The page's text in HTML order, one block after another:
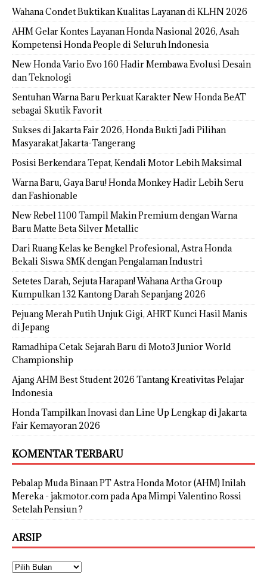
Wahana Condet Buktikan Kualitas Layanan di KLHN 2026
AHM Gelar Kontes Layanan Honda Nasional 2026, Asah
Kompetensi Honda People di Seluruh Indonesia
New Honda Vario Evo 160 Hadir Membawa Evolusi Desain
dan Teknologi
Sentuhan Warna Baru Perkuat Karakter New Honda BeAT
sebagai Skutik Favorit
Sukses di Jakarta Fair 2026, Honda Bukti Jadi Pilihan
Masyarakat Jakarta-Tangerang
Posisi Berkendara Tepat, Kendali Motor Lebih Maksimal
Warna Baru, Gaya Baru! Honda Monkey Hadir Lebih Seru
dan Fashionable
New Rebel 1100 Tampil Makin Premium dengan Warna
Baru Matte Beta Silver Metallic
Dari Ruang Kelas ke Bengkel Profesional, Astra Honda
Bekali Siswa SMK dengan Pengalaman Industri
Setetes Darah, Sejuta Harapan! Wahana Artha Group
Kumpulkan 132 Kantong Darah Sepanjang 2026
Pejuang Merah Putih Unjuk Gigi, AHRT Kunci Hasil Manis
di Jepang
Ramadhipa Cetak Sejarah Baru di Moto3 Junior World
Championship
Ajang AHM Best Student 2026 Tantang Kreativitas Pelajar
Indonesia
Honda Tampilkan Inovasi dan Line Up Lengkap di Jakarta
Fair Kemayoran 2026
KOMENTAR TERBARU
Pebalap Muda Binaan PT Astra Honda Motor (AHM) Inilah
Mereka - jakmotor.compada Apa Mimpi Valentino Rossi
Setelah Pensiun ?
ARSIP